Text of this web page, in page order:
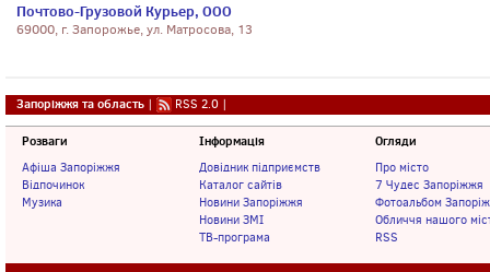
Почтово-Грузовой Курьер, ООО
69000, г. Запорожье, ул. Матросова, 13
Запоріжжя та область | RSS 2.0 |
Розваги
Афіша Запоріжжя
Відпочинок
Музика
Інформація
Довідник підприємств
Каталог сайтів
Новини Запоріжжя
Новини ЗМІ
ТВ-програма
Огляди
Про місто
7 Чудес Запоріжжя
Фотоальбом
Обличчя нашого
RSS